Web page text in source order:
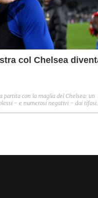
col Chelsea
partita con la maglia del Chelsea: un
- e numerosi negativi - dai tifosi